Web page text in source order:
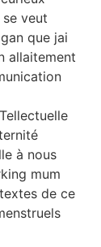
veut
que jai
allaitement
à nous
mum
de ce